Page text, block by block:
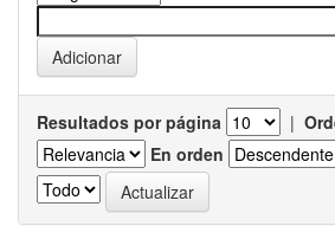
Resultados por página |
En orden